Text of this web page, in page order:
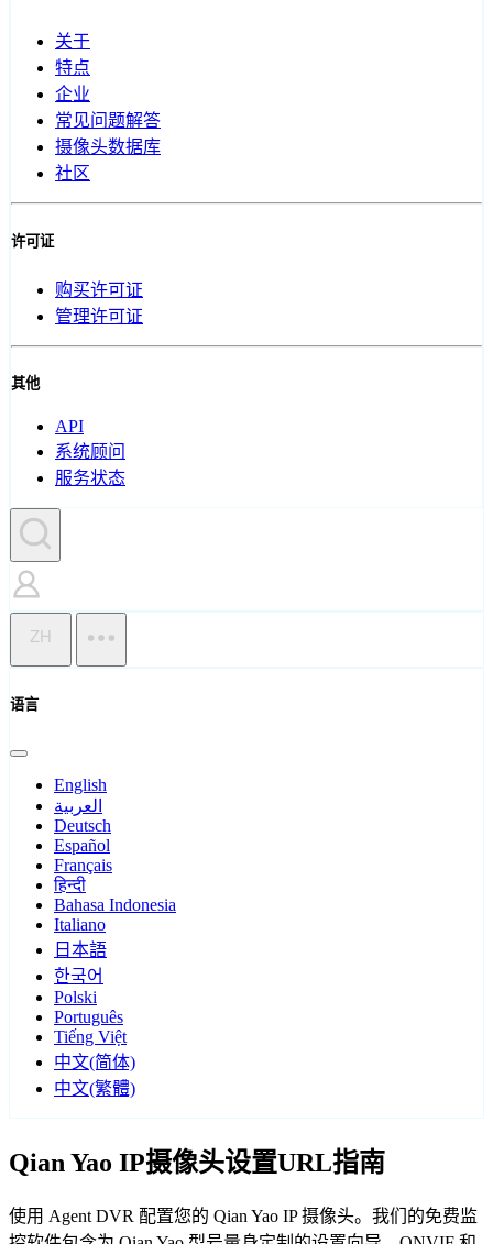
关于
特点
企业
常见问题解答
摄像头数据库
社区
许可证
购买许可证
管理许可证
其他
API
系统顾问
服务状态
ZH
语言
English
العربية
Deutsch
Español
Français
हिन्दी
Bahasa Indonesia
Italiano
日本語
한국어
Polski
Português
Tiếng Việt
中文(简体)
中文(繁體)
Qian Yao IP摄像头设置URL指南
使用 Agent DVR 配置您的 Qian Yao IP 摄像头。我们的免费监